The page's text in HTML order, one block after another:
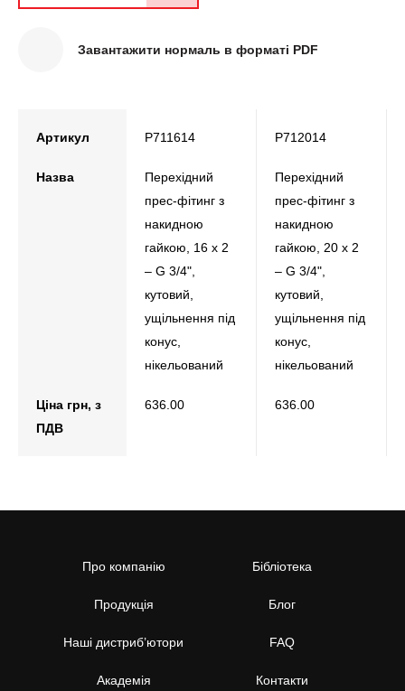
Завантажити нормаль в форматі PDF
Артикул P711614 P712014
Назва
Перехідний
прес-фітинг з
накидною
гайкою, 16 x 2
– G 3/4",
кутовий,
ущільнення під
конус,
нікельований
Перехідний
прес-фітинг з
накидною
гайкою, 20 x 2
– G 3/4",
кутовий,
ущільнення під
конус,
нікельований
Ціна грн, з
ПДВ
636.00 636.00
Про компанію
Продукція
Наші дистриб’ютори
Академія
Бібліотека
Блог
FAQ
Контакти